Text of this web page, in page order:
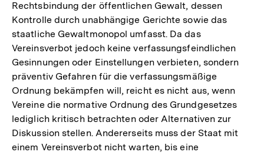
Rechtsbindung der öffentlichen Gewalt, dessen
Kontrolle durch unabhängige Gerichte sowie das
staatliche Gewaltmonopol umfasst. Da das
Vereinsverbot jedoch keine verfassungsfeindlichen
Gesinnungen oder Einstellungen verbieten, sondern
präventiv Gefahren für die verfassungsmäßige
Ordnung bekämpfen will, reicht es nicht aus, wenn
Vereine die normative Ordnung des Grundgesetzes
lediglich kritisch betrachten oder Alternativen zur
Diskussion stellen. Andererseits muss der Staat mit
einem Vereinsverbot nicht warten, bis eine